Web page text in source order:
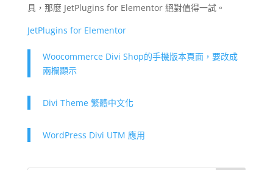
具，那麼 JetPlugins for Elementor 絕對值得一試。
JetPlugins for Elementor
Woocommerce Divi Shop的手機版本頁面，要改成
兩欄顯示
Divi Theme 繁體中文化
WordPress Divi UTM 應用